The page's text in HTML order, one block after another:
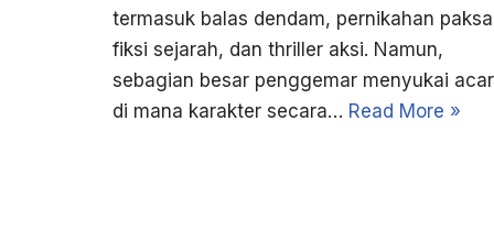
termasuk balas dendam, pernikahan
fiksi sejarah, dan thriller aksi. Namun,
sebagian besar penggemar menyukai
di mana karakter secara… Read More »